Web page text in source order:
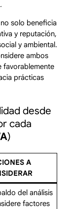
solo beneficia
y reputación,
y ambiental.
ambos
favorablemente
prácticas
desde
cada
)
A
del análisis
factores